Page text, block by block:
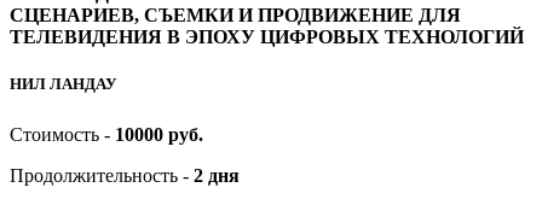
СЦЕНАРИЕВ, СЪЕМКИ И ПРОДВИЖЕНИЕ ДЛЯ
ТЕЛЕВИДЕНИЯ В ЭПОХУ ЦИФРОВЫХ ТЕХНОЛОГИЙ
НИЛ ЛАНДАУ
Стоимость - 10000 руб.
Продолжительность - 2 дня